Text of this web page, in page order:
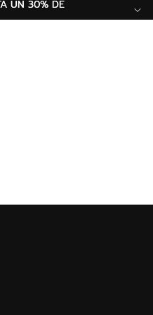
UN 30% DE
UN 30% DE